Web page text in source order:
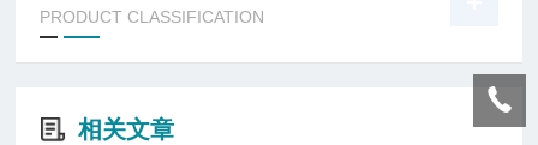
PRODUCT CLASSIFICATION
相关文章